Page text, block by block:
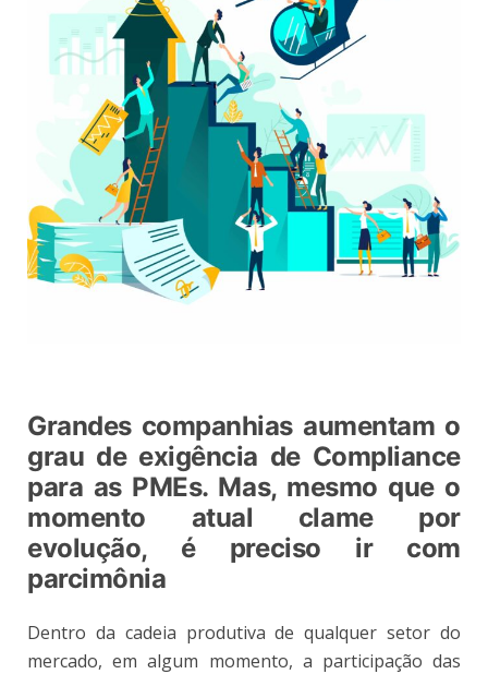
Grandes companhias aumentam o
grau de exigência de Compliance
para as PMEs. Mas, mesmo que o
momento atual clame por
evolução, é preciso ir com
parcimônia
Dentro da cadeia produtiva de qualquer setor do
mercado, em algum momento, a participação das